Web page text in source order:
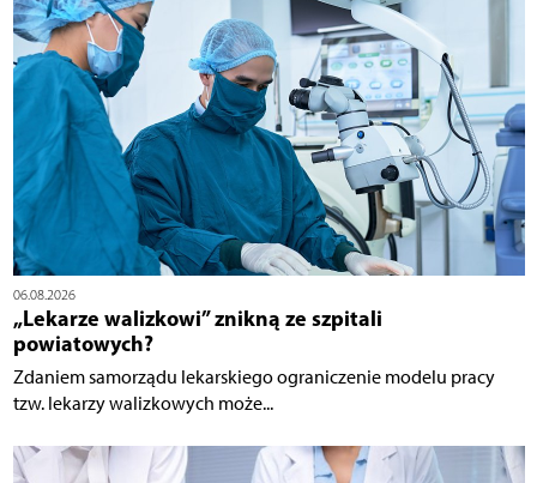
06.08.2026
„Lekarze walizkowi” znikną ze szpitali
powiatowych?
Zdaniem samorządu lekarskiego ograniczenie modelu pracy
tzw. lekarzy walizkowych może...